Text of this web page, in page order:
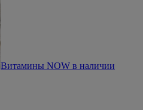
Витамины NOW в наличии